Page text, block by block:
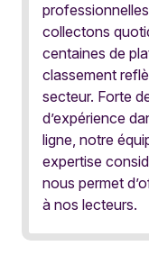
collectons
centaines de
classement
secteur. Forte
d’expérience
ligne, notre
expertise
nous permet
à nos lecteurs.